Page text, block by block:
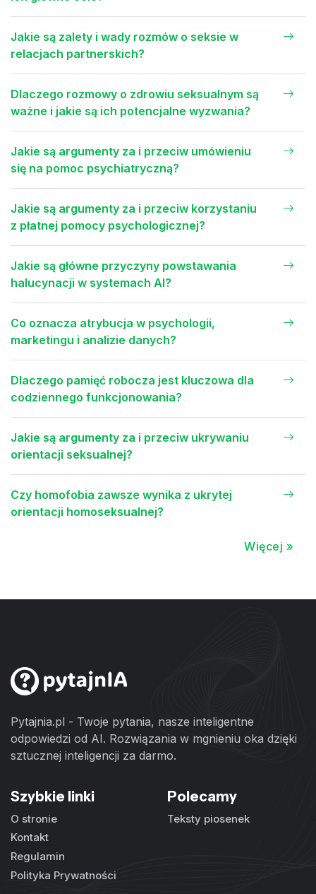
Jakie są zalety i wady rozmów o seksie w
relacjach partnerskich?
Dlaczego rozmowy o zdrowiu seksualnym są
ważne i jakie są ich potencjalne wyzwania?
Jakie są argumenty za i przeciw umówieniu
się na pomoc psychiatryczną?
Jakie są argumenty za i przeciw korzystaniu
z płatnej pomocy psychologicznej?
Jakie są główne przyczyny powstawania
halucynacji w systemach AI?
Co oznacza atrybucja w psychologii,
marketingu i analizie danych?
Dlaczego pamięć robocza jest kluczowa dla
codziennego funkcjonowania?
Jakie są argumenty za i przeciw ukrywaniu
orientacji seksualnej?
Czy homofobia zawsze wynika z ukrytej
orientacji homoseksualnej?
Więcej »
Pytajnia.pl - Twoje pytania, nasze inteligentne
odpowiedzi od AI. Rozwiązania w mgnieniu oka dzięki
sztucznej inteligencji za darmo.
Szybkie linki
O stronie
Kontakt
Regulamin
Polityka Prywatności
Polecamy
Teksty piosenek